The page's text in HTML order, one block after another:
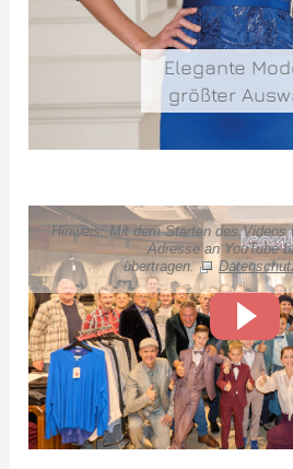
Elegante
größter
Hinweis: Mit dem Starten des Videos
Adresse an YouTube
übertragen.